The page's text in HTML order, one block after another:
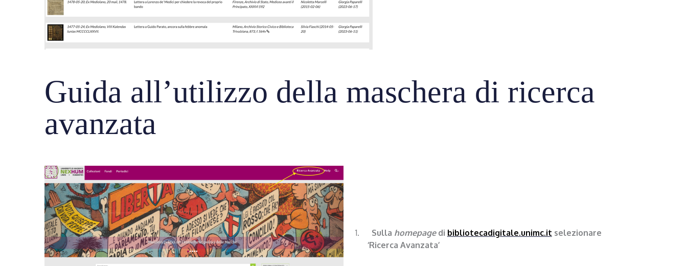
Guida all’utilizzo della maschera di ricerca
avanzata
1. Sulla homepagedi bibliotecadigitale.unimc.it selezionare
‘Ricerca Avanzata’